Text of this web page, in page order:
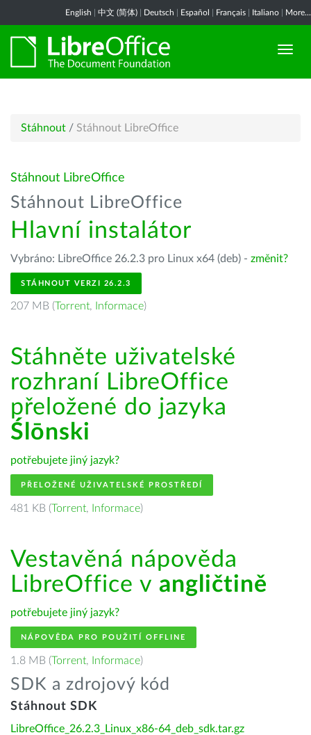
English 中文 (简体) Deutsch Español Français Italiano More...
Stáhnout / Stáhnout LibreOffice
Stáhnout LibreOffice
Stáhnout LibreOffice
Hlavní instalátor
Vybráno: LibreOffice 26.2.3 pro Linux x64 (deb) - změnit?
STÁHNOUT VERZI 26.2.3
207 MB (Torrent, Informace)
Stáhněte uživatelské
rozhraní LibreOffice
přeložené do jazyka
Ślōnski
potřebujete jiný jazyk?
PŘELOŽENÉ UŽIVATELSKÉ PROSTŘEDÍ
481 KB (Torrent, Informace)
Vestavěná nápověda
LibreOffice v angličtině
potřebujete jiný jazyk?
NÁPOVĚDA PRO POUŽITÍ OFFLINE
1.8 MB (Torrent, Informace)
SDK a zdrojový kód
Stáhnout SDK
LibreOffice_26.2.3_Linux_x86-64_deb_sdk.tar.gz